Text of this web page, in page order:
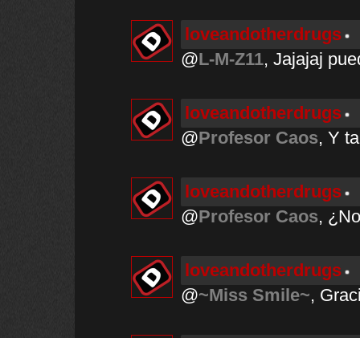
loveandotherdrugs
@L-M-Z11, Jajajaj
loveandotherdrugs
@Profesor Caos, Y
loveandotherdrugs
@Profesor Caos,
loveandotherdrugs
@~Miss Smile~,